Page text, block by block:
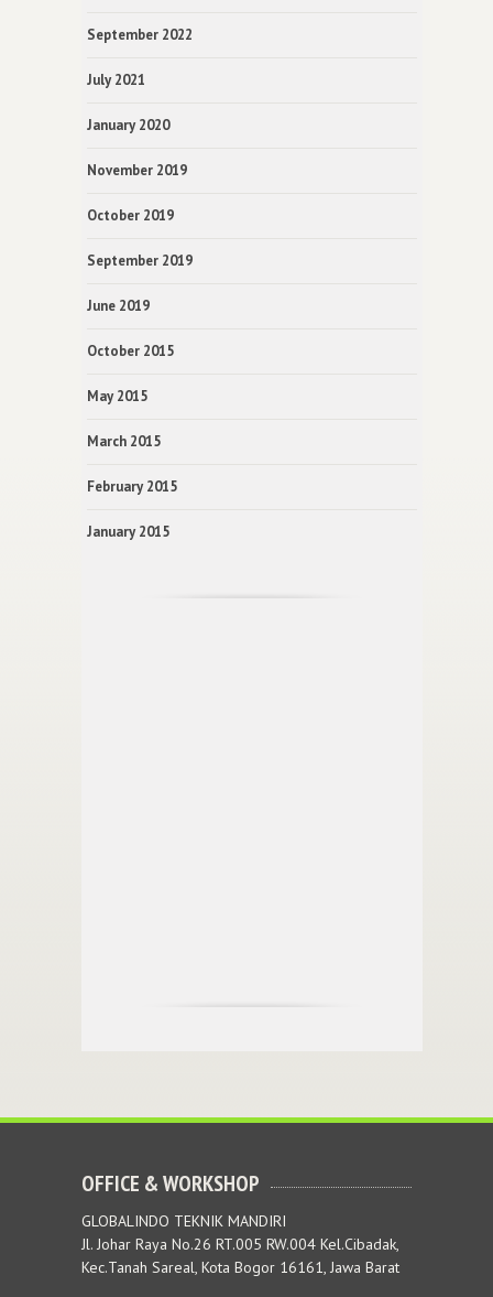
September 2022
July 2021
January 2020
November 2019
October 2019
September 2019
June 2019
October 2015
May 2015
March 2015
February 2015
January 2015
OFFICE & WORKSHOP
GLOBALINDO TEKNIK MANDIRI
Jl. Johar Raya No.26 RT.005 RW.004 Kel.Cibadak,
Kec.Tanah Sareal, Kota Bogor 16161, Jawa Barat